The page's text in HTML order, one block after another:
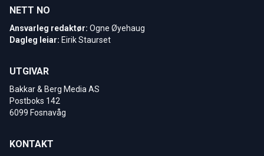
NETT NO
Ansvarleg redaktør: Ogne Øyehaug
Dagleg leiar: Eirik Staurset
UTGIVAR
Bakkar & Berg Media AS
Postboks 142
6099 Fosnavåg
KONTAKT